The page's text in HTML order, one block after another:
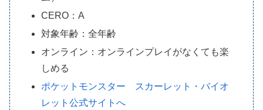
CERO：A
対象年齢：全年齢
オンライン：オンラインプレイがなくても楽
しめる
ポケットモンスター スカーレット・バイオ
レット公式サイトへ